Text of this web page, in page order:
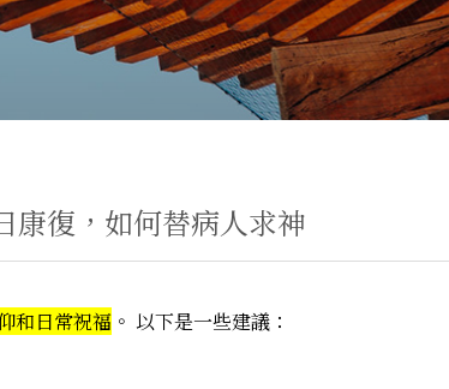
康復，如何替病人求神
和日常祝福 。 以下是一些建議：